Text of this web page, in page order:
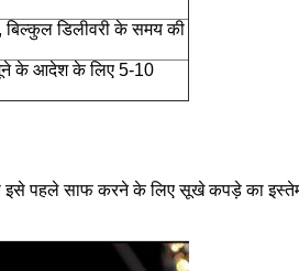
बिल्कुल डिलीवरी के समय की
के आदेश के लिए 5-10
पहले साफ करने के लिए सूखे कपड़े का